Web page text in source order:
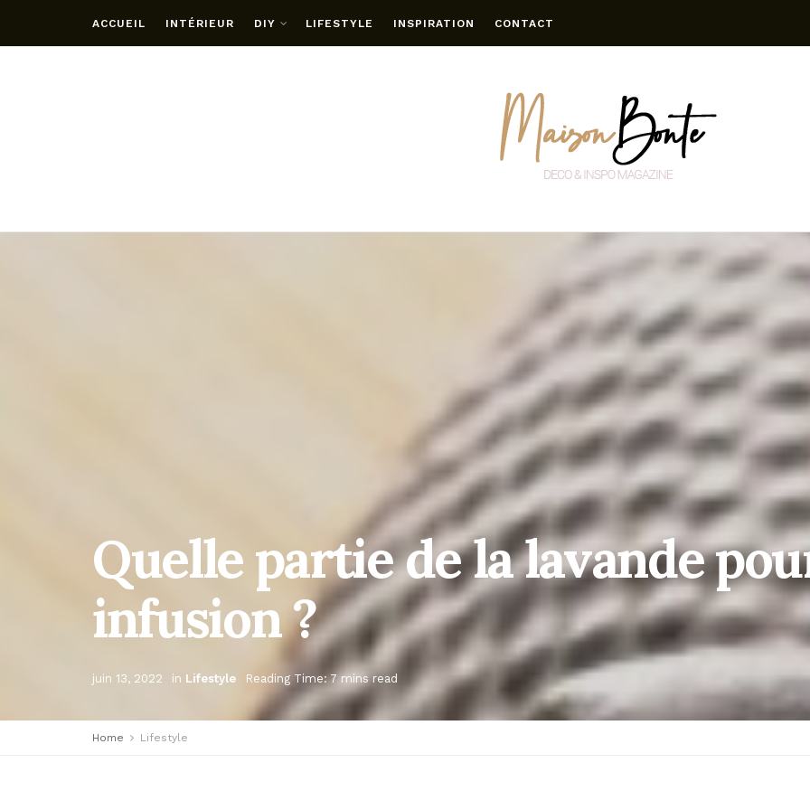
ACCUEIL INTÉRIEUR DIY LIFESTYLE INSPIRATION CONTACT
Quelle partie de la lavande
infusion ?
juin 13, 2022 in Lifestyle Reading Time: 7 mins read
Home Lifestyle